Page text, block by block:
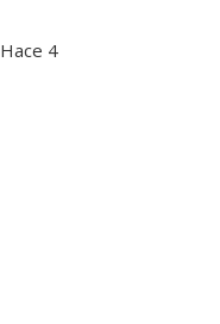
Hace 4